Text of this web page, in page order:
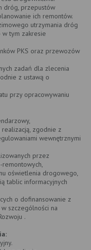
dróg, przepustów
ich remontów.
utrzymania dróg
w tym zakresie
PKS oraz przewozów
zadań dla zlecenia
z ustawą o
przy opracowywaniu
zgodnie z
wewnętrznymi
przez
oświetlenia drogowego,
tablic informacyjnych
o dofinansowanie z
szczególności na
.